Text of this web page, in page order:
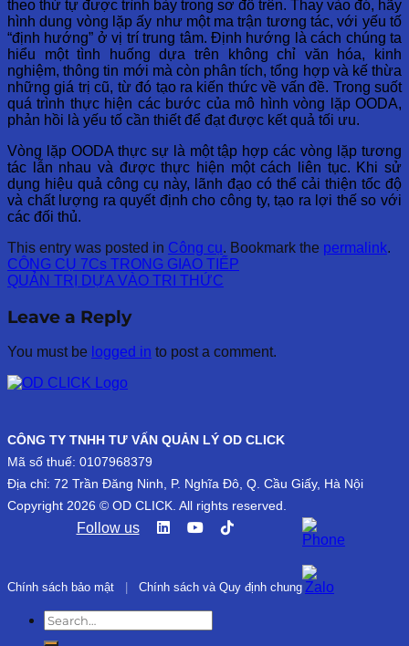
theo thứ tự được trình bày trong sơ đồ trên. Thay vào đó, hãy
hình dung vòng lặp ấy như một ma trận tương tác, với yếu tố
“định hướng” ở vị trí trung tâm. Định hướng là cách chúng ta
hiểu một tình huống dựa trên không chỉ văn hóa, kinh
nghiệm, thông tin mới mà còn phân tích, tổng hợp và kế thừa
những giá trị cũ, từ đó tạo ra kiến thức về vấn đề. Trong suốt
quá trình thực hiện các bước của mô hình vòng lặp OODA,
phản hồi là yếu tố cần thiết để đạt được kết quả tối ưu.
Vòng lặp OODA thực sự là một tập hợp các vòng lặp tương
tác lẫn nhau và được thực hiện một cách liên tục. Khi sử
dụng hiệu quả công cụ này, lãnh đạo có thể cải thiện tốc độ
và chất lượng ra quyết định cho công ty, tạo ra lợi thế so với
các đối thủ.
This entry was posted in Công cụ. Bookmark the permalink.
CÔNG CỤ 7Cs TRONG GIAO TIẾP
QUẢN TRỊ DỰA VÀO TRI THỨC
Leave a Reply
You must be logged in to post a comment.
CÔNG TY TNHH TƯ VẤN QUẢN LÝ OD CLICK
Mã số thuế: 0107968379
Địa chỉ: 72 Trần Đăng Ninh, P. Nghĩa Đô, Q. Cầu Giấy, Hà Nội
Copyright 2026 © OD CLICK. All rights reserved.
Follow us
Chính sách bảo mật Chính sách và Quy định chung